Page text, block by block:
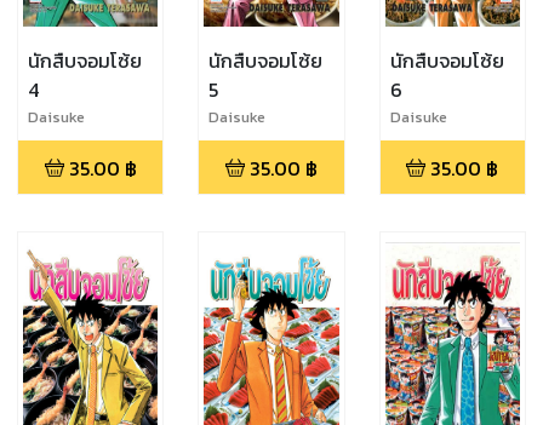
นักสืบจอมโซ้ย
4
Daisuke
Terasawa
35.00 ฿
นักสืบจอมโซ้ย
5
Daisuke
Terasawa
35.00 ฿
นักสืบจอมโซ้ย
6
Daisuke
Terasawa
35.00 ฿